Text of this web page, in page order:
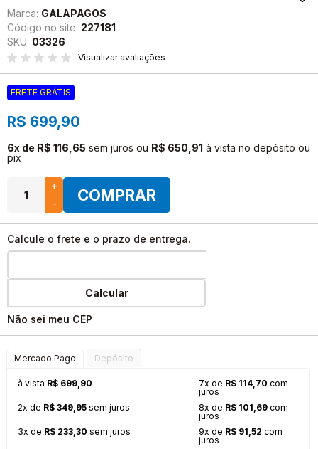
Marca: GALAPAGOS
Código no site: 227181
SKU: 03326
Visualizar avaliações
FRETE GRÁTIS
R$ 699,90
6x de R$ 116,65 sem juros ou R$ 650,91 à vista no depósito ou
pix
+
-
COMPRAR
Calcule o frete e o prazo de entrega.
Calcular
Não sei meu CEP
Mercado Pago Depósito
à vista R$ 699,90
2x de R$ 349,95 sem juros
3x de R$ 233,30 sem juros
7x de R$ 114,70 com
juros
8x de R$ 101,69 com
juros
9x de R$ 91,52 com
juros